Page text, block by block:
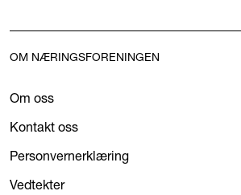
OM NÆRINGSFORENINGEN
Om oss
Kontakt oss
Personvernerklæring
Vedtekter